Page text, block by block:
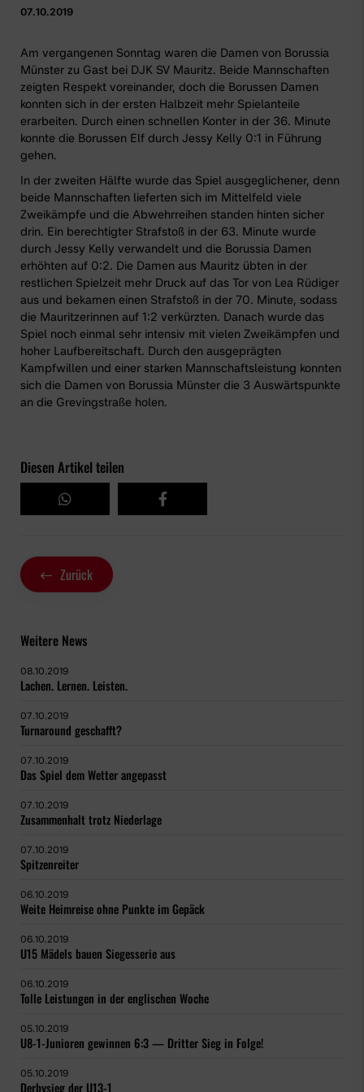
07.10.2019
Am vergangenen Sonntag waren die Damen von Borussia
Münster zu Gast bei DJK SV Mauritz. Beide Mannschaften
zeigten Respekt voreinander, doch die Borussen Damen
konnten sich in der ersten Halbzeit mehr Spielanteile
erarbeiten. Durch einen schnellen Konter in der 36. Minute
konnte die Borussen Elf durch Jessy Kelly 0:1 in Führung
gehen.
In der zweiten Hälfte wurde das Spiel ausgeglichener, denn
beide Mannschaften lieferten sich im Mittelfeld viele
Zweikämpfe und die Abwehrreihen standen hinten sicher
drin. Ein berechtigter Strafstoß in der 63. Minute wurde
durch Jessy Kelly verwandelt und die Borussia Damen
erhöhten auf 0:2. Die Damen aus Mauritz übten in der
restlichen Spielzeit mehr Druck auf das Tor von Lea Rüdiger
aus und bekamen einen Strafstoß in der 70. Minute, sodass
die Mauritzerinnen auf 1:2 verkürzten. Danach wurde das
Spiel noch einmal sehr intensiv mit vielen Zweikämpfen und
hoher Laufbereitschaft. Durch den ausgeprägten
Kampfwillen und einer starken Mannschaftsleistung konnten
sich die Damen von Borussia Münster die 3 Auswärtspunkte
an die Grevingstraße holen.
Diesen Artikel teilen
Zurück
Weitere News
08.10.2019
Lachen. Lernen. Leisten.
07.10.2019
Turnaround geschafft?
07.10.2019
Das Spiel dem Wetter angepasst
07.10.2019
Zusammenhalt trotz Niederlage
07.10.2019
Spitzenreiter
06.10.2019
Weite Heimreise ohne Punkte im Gepäck
06.10.2019
U15 Mädels bauen Siegesserie aus
06.10.2019
Tolle Leistungen in der englischen Woche
05.10.2019
U8-1-Junioren gewinnen 6:3 — Dritter Sieg in Folge!
05.10.2019
Derbysieg der U13-1